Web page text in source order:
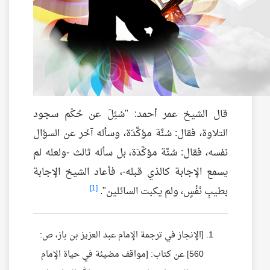
قال الشيخ عمر أحمد: "سُئِلَ عن حُكْم سجود
التلاوة، فقال: سُنَّة مؤكَّدَة، وسأله آخَر عن السؤال
نفسه، فقال: سُنَّة مؤكَّدَة، بل سأله ثالث -ولعله لم
يسمع الإجابة كالذي قبله-، فأعاد الشيخ الإجابة
بطيبِ نَفْسٍ، ولم يكبت السائلين". [1]
[الإنجاز في ترجمة الإمام عبد العزيز بن باز، ص:
560] عن كتاب: [مواقف مضيئة في حياة الإمام